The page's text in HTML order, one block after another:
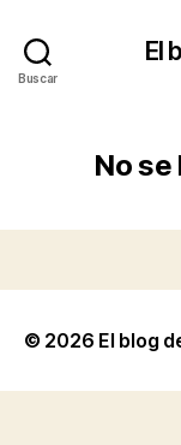
Buscar
El
No se
© 2026 El blog